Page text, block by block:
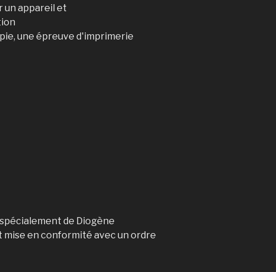
un appareil et
une épreuve d'imprimerie
de Diogène
mise en conformité avec un ordre